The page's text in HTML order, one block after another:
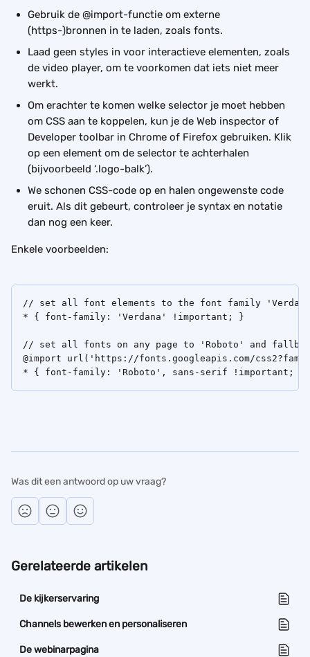
Gebruik de @import-functie om externe
(https-)bronnen in te laden, zoals fonts.
Laad geen styles in voor interactieve elementen, zoals
de video player, om te voorkomen dat iets niet meer
werkt.
Om erachter te komen welke selector je moet hebben
om CSS aan te koppelen, kun je de Web inspector of
Developer toolbar in Chrome of Firefox gebruiken. Klik
op een element om de selector te achterhalen
(bijvoorbeeld ‘.logo-balk’).
We schonen CSS-code op en halen ongewenste code
eruit. Als dit gebeurt, controleer je syntax en notatie
dan nog een keer.
Enkele voorbeelden:
// set all font elements to the font family
* { font-family: 'Verdana' !important; }
// set all fonts on any page to 'Roboto' and
@import url('https://fonts.googleapis.com/
* { font-family: 'Roboto', sans-serif !important; }
Was dit een antwoord op uw vraag?
Gerelateerde artikelen
De kijkerservaring
Channels bewerken en personaliseren
De webinarpagina